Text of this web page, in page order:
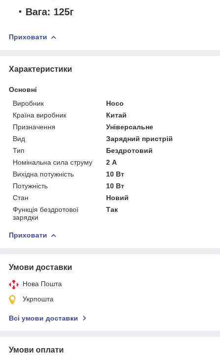
Вага: 125г
Приховати
Характеристики
Основні
Виробник
Hoco
Країна виробник
Китай
Призначення
Універсальне
Вид
Зарядний пристрій
Тип
Бездротовий
Номінальна сила струму
2 А
Вихідна потужність
10 Вт
Потужність
10 Вт
Стан
Новий
Функція бездротової
зарядки
Так
Приховати
Умови доставки
Нова Пошта
Укрпошта
Всі умови доставки
Умови оплати